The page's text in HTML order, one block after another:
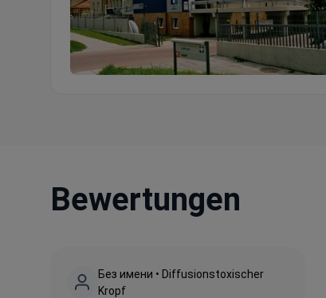
Bewertungen
Без имени • Diffusionstoxischer
Kropf